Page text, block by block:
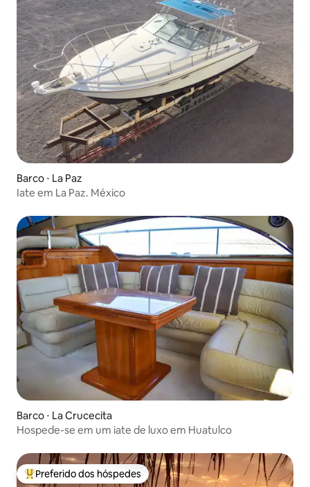
Barco ⋅ La Paz
Iate em La Paz. México
Barco ⋅ La Crucecita
Hospede-se em um iate de luxo em Huatulco
Entre os melhores preferidos dos hóspedes
Preferido dos hóspedes